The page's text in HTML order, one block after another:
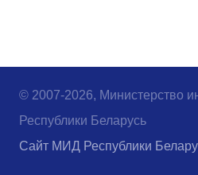
© 2007-2026, Министерство
Республики Беларусь
Сайт МИД Республики